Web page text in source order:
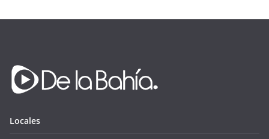
Locales